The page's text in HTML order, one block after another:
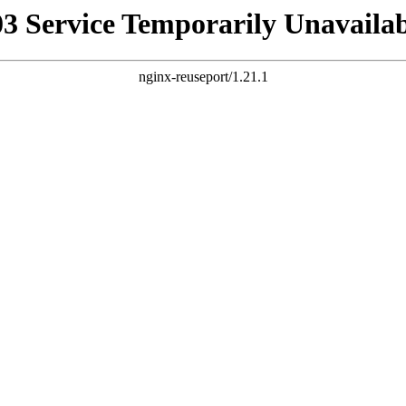
Service Temporarily
nginx-reuseport/1.21.1